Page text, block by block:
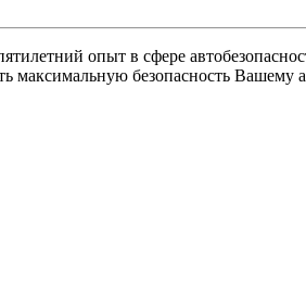
опыт в сфере
безопасность Вашему